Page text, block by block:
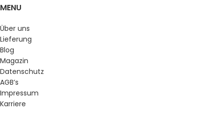
MENU
Über uns
Lieferung
Blog
Magazin
Datenschutz
AGB’s
Impressum
Karriere